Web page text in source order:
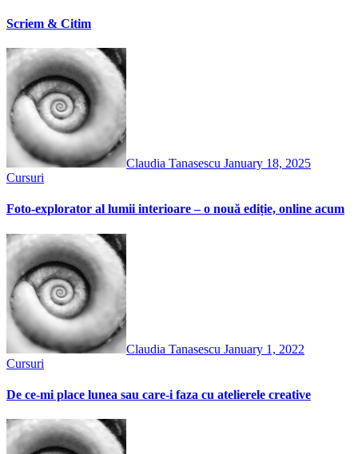
Scriem & Citim
Claudia Tanasescu January 18, 2025
Cursuri
Foto-explorator al lumii interioare – o nouă ediție, online acum
Claudia Tanasescu January 1, 2022
Cursuri
De ce-mi place lunea sau care-i faza cu atelierele creative